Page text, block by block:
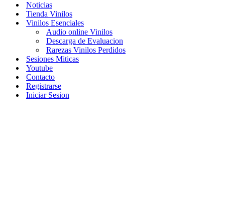
Noticias
Tienda Vinilos
Vinilos Esenciales
Audio online Vinilos
Descarga de Evaluacion
Rarezas Vinilos Perdidos
Sesiones Miticas
Youtube
Contacto
Registrarse
Iniciar Sesion